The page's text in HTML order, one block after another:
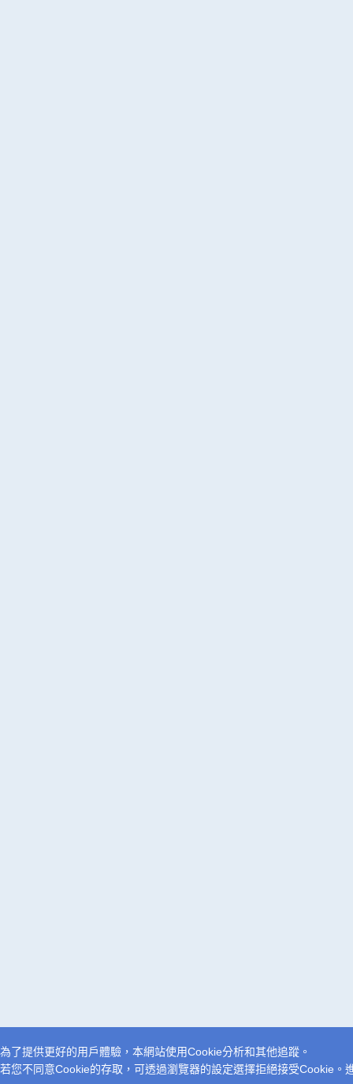
為了提供更好的用戶體驗，本網站使用Cookie分析和其他追蹤。
若您不同意Cookie的存取，可透過瀏覽器的設定選擇拒絕接受Cookie。